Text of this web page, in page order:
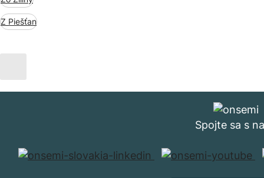
Z Piešťan
Spojte sa s